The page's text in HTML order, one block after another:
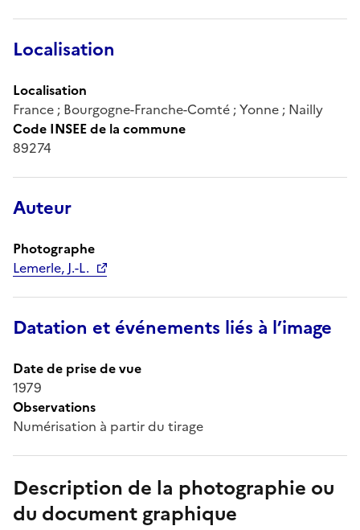
Localisation
Localisation
France ; Bourgogne-Franche-Comté ; Yonne ; Nailly
Code INSEE de la commune
89274
Auteur
Photographe
Lemerle, J.-L.
Datation et événements liés à l’image
Date de prise de vue
1979
Observations
Numérisation à partir du tirage
Description de la photographie ou
du document graphique